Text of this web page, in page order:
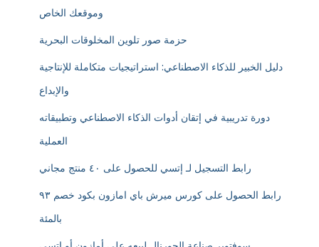
وموقعك الخاص
حزمة صور تلوين المخلوقات البحرية
دليل الخبير للذكاء الاصطناعي: استراتيجيات متكاملة للإنتاجية
والإبداع
دورة تدريبية في إتقان أدوات الذكاء الاصطناعي وتطبيقاته
العملية
رابط التسجيل لـ إتسي للحصول على ٤٠ منتج مجاني
رابط الحصول على كورس ميرش باي امازون بكود خصم ٩٣
بالمئة